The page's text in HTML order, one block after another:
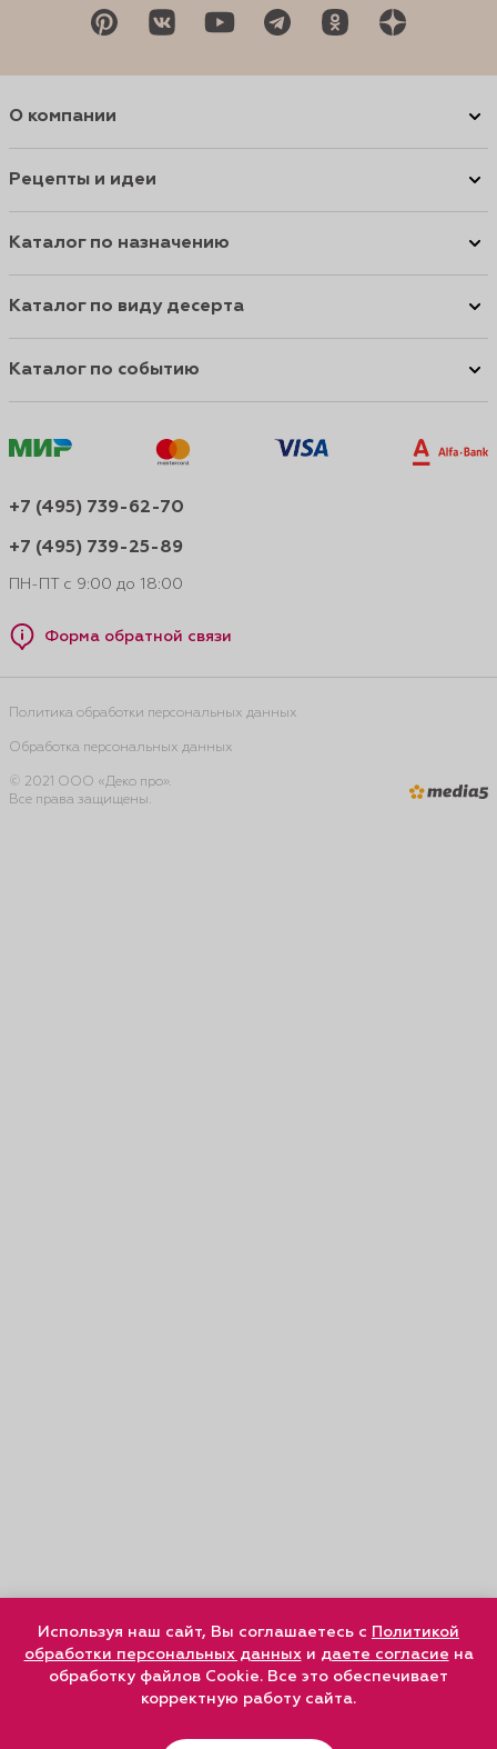
О компании
Рецепты и идеи
Каталог по назначению
Каталог по виду десерта
Каталог по событию
+7 (495) 739-62-70
+7 (495) 739-25-89
ПН-ПТ с 9:00 до 18:00
Форма обратной связи
Политика обработки персональных данных
Обработка персональных данных
© 2021 ООО «Деко про».
Все права защищены.
Используя наш сайт, Вы соглашаетесь с Политикой
обработки персональных данныхи даете согласие на
обработку файлов Cookie. Все это обеспечивает
корректную работу сайта.